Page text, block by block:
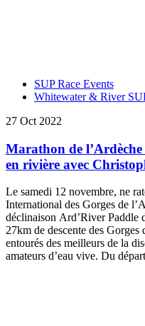
SUP Race Events
Whitewater & River
27 Oct 2022
Marathon de
en rivière avec
Le samedi 12 novembre, ne
International des Gorges de
déclinaison Ard’River Paddle
27km de descente des
entourés des meilleurs de la
amateurs d’eau vive. Du